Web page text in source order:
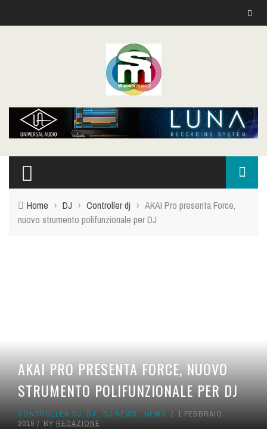
Home › DJ › Controller dj › AKAI Pro presenta Force,
nuovo strumento polifunzionale per DJ
AKAI PRO PRESENTA FORCE, NUOVO
STRUMENTO POLIFUNZIONALE PER DJ
CONTROLLER DJ, DJ , DJ NEWS , NEWS
1 FEBBRAIO
2019
BY REDAZIONE